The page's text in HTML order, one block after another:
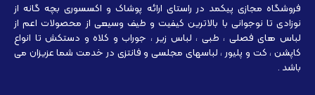
فروشگاه مجازی پیکمد در راستای ارائه پوشاک و اکسسوری بچه گانه از
نوزادی تا نوجوانی با بالاترین کیفیت و طیف وسیعی از محصولات اعم از
لباس های فصلی ، طبی ، لباس زیر ، جوراب و کلاه و دستکش تا انواع
کاپشن ، کت و پلیور ، لباسهای مجلسی و فانتزی در خدمت شما عزیزان می
باشد .